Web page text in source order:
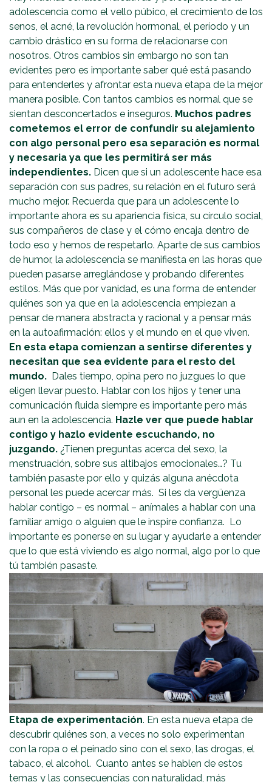
adolescencia como el vello púbico, el crecimiento de los
senos, el acné, la revolución hormonal, el período y un
cambio drástico en su forma de relacionarse con
nosotros. Otros cambios sin embargo no son tan
evidentes pero es importante saber qué está pasando
para entenderles y afrontar esta nueva etapa de la mejor
manera posible. Con tantos cambios es normal que se
sientan desconcertados e inseguros. Muchos padres
cometemos el error de confundir su alejamiento
con algo personal pero esa separación es normal
y necesaria ya que les permitirá ser más
independientes. Dicen que si un adolescente hace esa
separación con sus padres, su relación en el futuro será
mucho mejor. Recuerda que para un adolescente lo
importante ahora es su apariencia física, su círculo social,
sus compañeros de clase y el cómo encaja dentro de
todo eso y hemos de respetarlo. Aparte de sus cambios
de humor, la adolescencia se manifiesta en las horas que
pueden pasarse arreglándose y probando diferentes
estilos. Más que por vanidad, es una forma de entender
quiénes son ya que en la adolescencia empiezan a
pensar de manera abstracta y racional y a pensar más
en la autoafirmación: ellos y el mundo en el que viven.
En esta etapa comienzan a sentirse diferentes y
necesitan que sea evidente para el resto del
mundo. Dales tiempo, opina pero no juzgues lo que
eligen llevar puesto. Hablar con los hijos y tener una
comunicación fluida siempre es importante pero más
aun en la adolescencia. Hazle ver que puede hablar
contigo y hazlo evidente escuchando, no
juzgando. ¿Tienen preguntas acerca del sexo, la
menstruación, sobre sus altibajos emocionales…? Tu
también pasaste por ello y quizás alguna anécdota
personal les puede acercar más. Si les da vergüenza
hablar contigo – es normal – anímales a hablar con una
familiar amigo o alguien que le inspire confianza. Lo
importante es ponerse en su lugar y ayudarle a entender
que lo que está viviendo es algo normal, algo por lo que
tú también pasaste.
Etapa de experimentación. En esta nueva etapa de
descubrir quiénes son, a veces no solo experimentan
con la ropa o el peinado sino con el sexo, las drogas, el
tabaco, el alcohol. Cuanto antes se hablen de estos
temas y las consecuencias con naturalidad, más